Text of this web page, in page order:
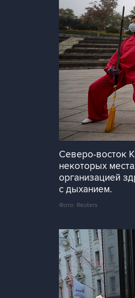
Северо-восток
некоторых
организацией
с дыханием.
Фото: Reuters